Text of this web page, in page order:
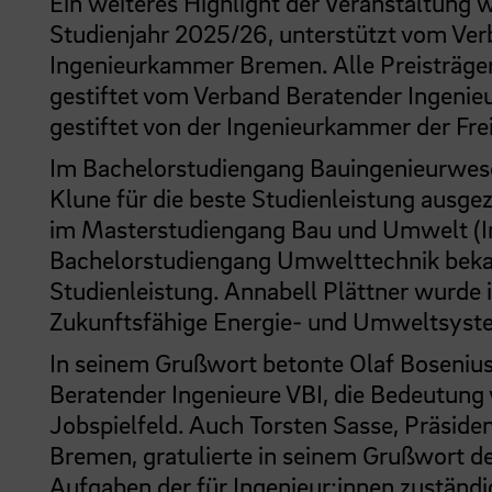
Studienjahr 2025/26, unterstützt vom
Ingenieurkammer Bremen. Alle
gestiftet vom Verband Beratender
gestiftet von der Ingenieurkammer der
Im Bachelorstudiengang
Klune für die beste Studienleistung
im Masterstudiengang Bau und Umwelt
Bachelorstudiengang Umwelttechnik
Studienleistung. Annabell Plättner
Zukunftsfähige Energie- und
In seinem Grußwort betonte Olaf
Beratender Ingenieure VBI, die
Jobspielfeld. Auch Torsten Sasse,
Bremen, gratulierte in seinem Grußwort
Aufgaben der für Ingenieur:innen